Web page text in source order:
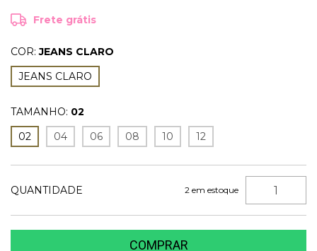
Frete grátis
COR: JEANS CLARO
JEANS CLARO
TAMANHO: 02
02
04 06 08 10 12
QUANTIDADE 2 em estoque